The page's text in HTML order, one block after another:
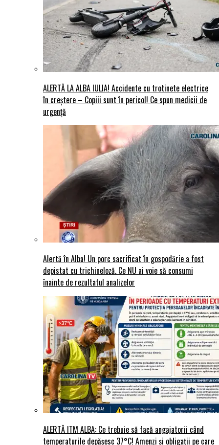
ALERTĂ LA ALBA IULIA! Accidente cu trotinete electrice
în creștere – Copiii sunt în pericol! Ce spun medicii de
urgență
Alertă în Alba! Un porc sacrificat în gospodărie a fost
depistat cu trichineloză. Ce NU ai voie să consumi
înainte de rezultatul analizelor
ALERTĂ ITM ALBA: Ce trebuie să facă angajatorii când
temperaturile depășesc 37°C! Amenzi și obligații pe care